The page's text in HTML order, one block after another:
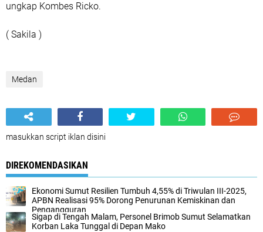
ungkap Kombes Ricko.
( Sakila )
Medan
masukkan script iklan disini
DIREKOMENDASIKAN
Ekonomi Sumut Resilien Tumbuh 4,55% di Triwulan III-2025,
APBN Realisasi 95% Dorong Penurunan Kemiskinan dan
Pengangguran
Sigap di Tengah Malam, Personel Brimob Sumut Selamatkan
Korban Laka Tunggal di Depan Mako